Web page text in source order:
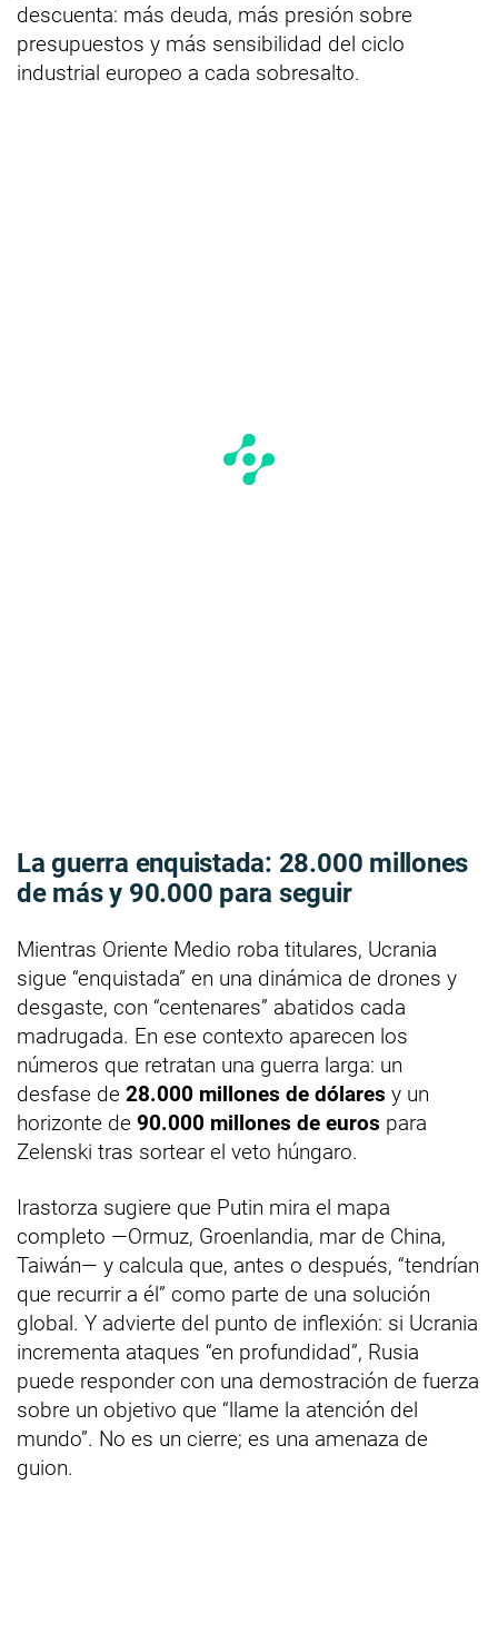
descuenta: más deuda, más presión sobre
presupuestos y más sensibilidad del ciclo
industrial europeo a cada sobresalto.
La guerra enquistada: 28.000 millones
de más y 90.000 para seguir
Mientras Oriente Medio roba titulares, Ucrania
sigue “enquistada” en una dinámica de drones y
desgaste, con “centenares” abatidos cada
madrugada. En ese contexto aparecen los
números que retratan una guerra larga: un
desfase de 28.000 millones de dólares y un
horizonte de 90.000 millones de euros para
Zelenski tras sortear el veto húngaro.
Irastorza sugiere que Putin mira el mapa
completo —Ormuz, Groenlandia, mar de China,
Taiwán— y calcula que, antes o después, “tendrían
que recurrir a él” como parte de una solución
global. Y advierte del punto de inflexión: si Ucrania
incrementa ataques “en profundidad”, Rusia
puede responder con una demostración de fuerza
sobre un objetivo que “llame la atención del
mundo”. No es un cierre; es una amenaza de
guion.